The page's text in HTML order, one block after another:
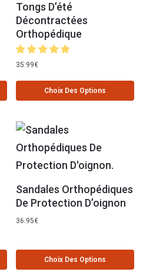
Tongs D’été
Décontractées
Orthopédique
35.99€
Choix Des Options
Sandales Orthopédiques
De Protection D’oignon
36.95€
Choix Des Options